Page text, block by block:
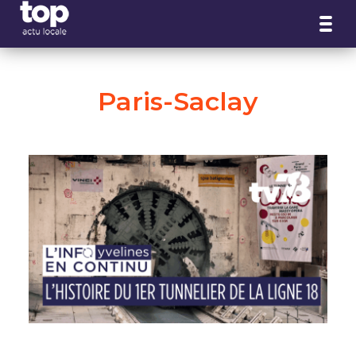
Paris-Saclay
Panneau de gestion des cookies